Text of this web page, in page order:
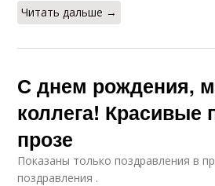
Читать дальше →
С днем рождения,
коллега! Красивые
прозе
Показаны только поздравления в
поздравления .